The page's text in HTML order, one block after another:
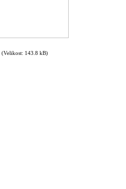
(Velikost: 143.8 kB)